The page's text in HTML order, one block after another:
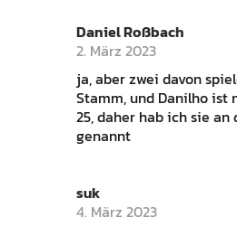
Daniel Roßbach
2. März 2023
ja, aber zwei davon
Stamm, und Danilho ist
25, daher hab ich sie
genannt
suk
4. März 2023